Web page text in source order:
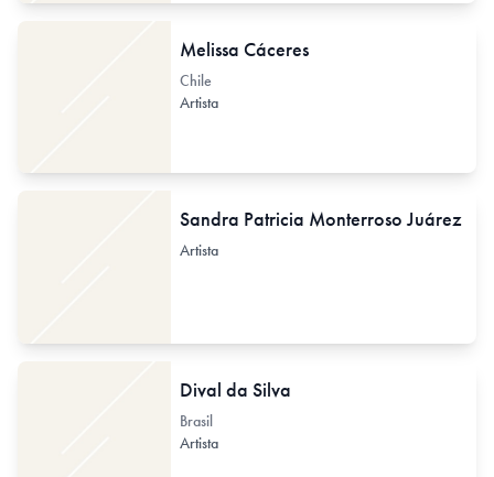
Melissa Cáceres
Chile
Artista
Sandra Patricia Monterroso Juárez
Artista
Dival da Silva
Brasil
Artista